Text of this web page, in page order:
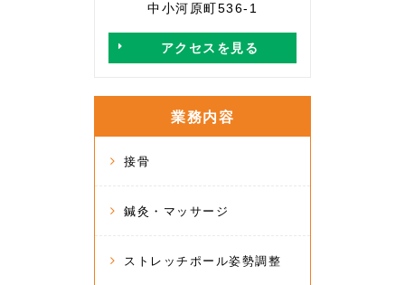
中小河原町536-1
アクセスを見る
業務内容
接骨
鍼灸・マッサージ
ストレッチポール姿勢調整